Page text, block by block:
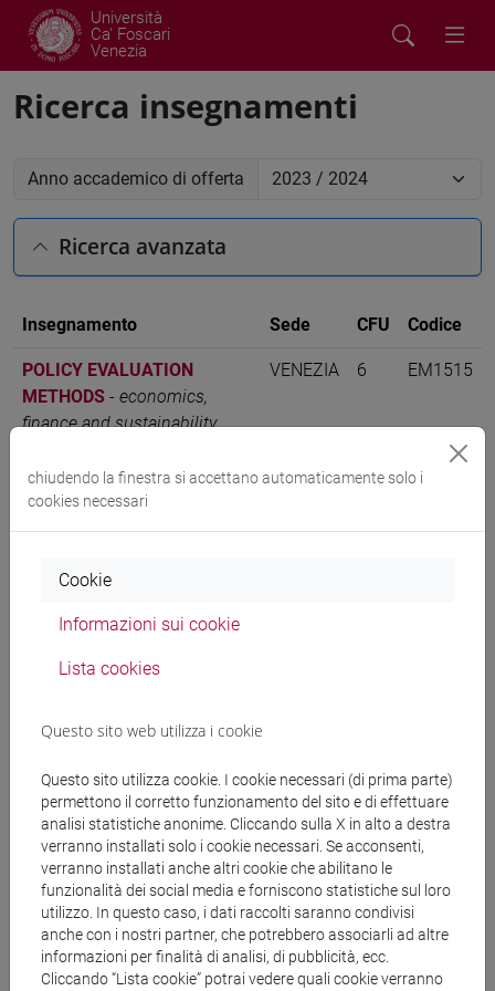
Università
Ca' Foscari
Venezia
Ricerca insegnamenti
Anno accademico di offerta
Ricerca avanzata
Insegnamento Sede CFU Codice
POLICY EVALUATION
METHODS - economics,
finance and sustainability
VENEZIA 6 EM1515
Ricerca strutture
Ricerca pubblicazioni
Ricerca risorse bibliografiche
chiudendo la finestra si accettano automaticamente solo i
cookies necessari
Cookie
Informazioni sui cookie
Lista cookies
Questo sito web utilizza i cookie
Questo sito utilizza cookie. I cookie necessari (di prima parte)
permettono il corretto funzionamento del sito e di effettuare
analisi statistiche anonime. Cliccando sulla X in alto a destra
verranno installati solo i cookie necessari. Se acconsenti,
verranno installati anche altri cookie che abilitano le
funzionalità dei social media e forniscono statistiche sul loro
utilizzo. In questo caso, i dati raccolti saranno condivisi
anche con i nostri partner, che potrebbero associarli ad altre
informazioni per finalità di analisi, di pubblicità, ecc.
Cliccando “Lista cookie” potrai vedere quali cookie verranno